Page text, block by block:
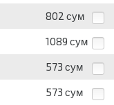
802 сум
1089 сум
573 сум
573 сум